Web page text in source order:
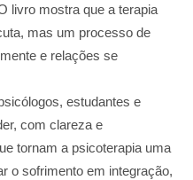
livro mostra que a terapia
mas um processo de
e relações se
estudantes e
com clareza e
tornam a psicoterapia uma
o sofrimento em integração,